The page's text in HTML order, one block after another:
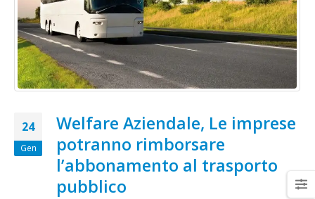
24
Gen
Welfare Aziendale, Le imprese
potranno rimborsare
l’abbonamento al trasporto
pubblico